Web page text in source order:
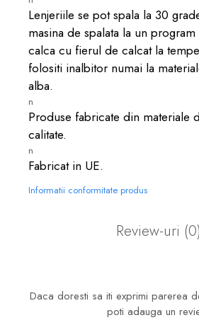
Lenjeriile se pot spala la 30
masina de spalata la un
calca cu fierul de calcat la
folositi inalbitor numai la
alba.
n
Produse fabricate din materiale
calitate.
n
Fabricat in UE.
Informatii conformitate produs
Review-uri (0)
Daca doresti sa iti exprimi parerea
poti adauga un